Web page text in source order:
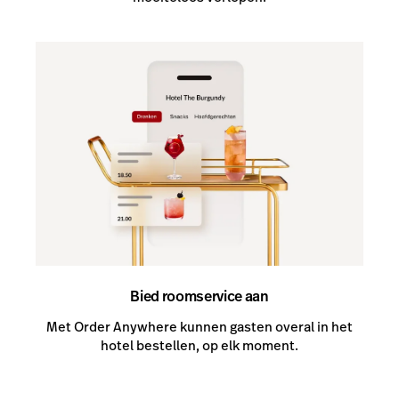
Bied roomservice aan
Met Order Anywhere kunnen gasten overal in het
hotel bestellen, op elk moment.